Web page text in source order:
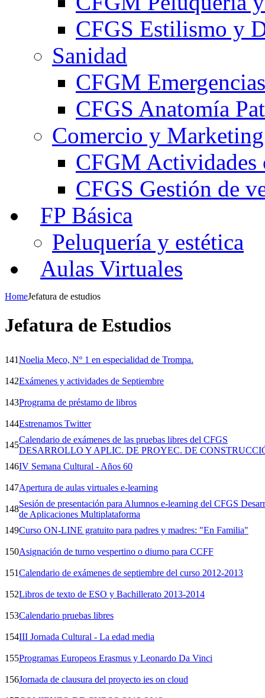
CFGS Estilismo y
Sanidad
CFGM
CFGS Anatomía
Comercio y Marketing
CFGM Actividades
CFGS Gestión de
FP Básica
Peluquería y estética
Aulas Virtuales
HomeJefatura de estudios
Jefatura de Estudios
141Noelia Meco, Nº 1 en especialidad de Trompa.
142Exámenes y actividades de Septiembre
143Programa de préstamo de libros
144Estrenamos Twitter
145
Calendario de exámenes de las pruebas libres del CFGS
DESARROLLO Y APLIC. DE PROYEC. DE
146IV Semana Cultural - Años 60
147Apertura de aulas virtuales e-learning
148
Sesión de presentación para Alumnos e-learning del CFGS
de Aplicaciones Multiplataforma
149Curso ON-LINE gratuito para padres y madres: "En Familia"
150Asignación de turno vespertino o diurno para CCFF
151Calendario de exámenes de septiembre del curso 2012-2013
152Libros de texto de ESO y Bachillerato 2013-2014
153Calendario pruebas libres
154III Jornada Cultural - La edad media
155Programas Europeos Erasmus y Leonardo Da Vinci
156Jornada de clausura del proyecto ies on cloud